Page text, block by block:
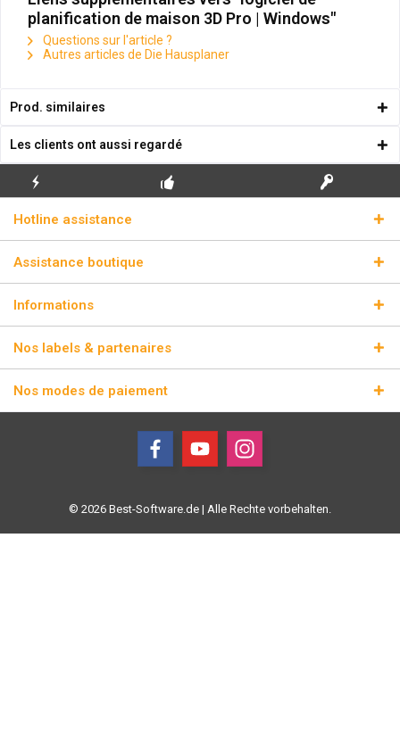
planification de maison 3D Pro | Windows"
Questions sur l'article ?
Autres articles de Die Hausplaner
Prod. similaires
Les clients ont aussi regardé
ÉCLAIR
Hotline assistance
Assistance boutique
Informations
Nos labels & partenaires
Nos modes de paiement
© 2026 Best-Software.de | Alle Rechte vorbehalten.